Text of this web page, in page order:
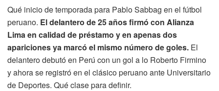
Qué inicio de temporada para Pablo Sabbag en el fútbol
peruano. El delantero de 25 años firmó con Alianza
Lima en calidad de préstamo y en apenas dos
apariciones ya marcó el mismo número de goles. El
delantero debutó en Perú con un gol a lo Roberto Firmino
y ahora se registró en el clásico peruano ante Universitario
de Deportes. Qué clase para definir.